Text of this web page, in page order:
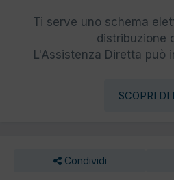
Ti serve uno schema
distribuzione
L'Assistenza Diretta può
SCOPRI DI
Condividi